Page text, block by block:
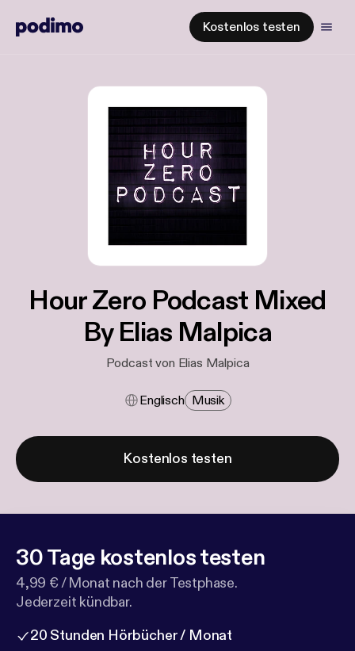
Kostenlos testen
Hour Zero Podcast Mixed
By Elias Malpica
Podcast von Elias Malpica
Englisch Musik
Kostenlos testen
30 Tage kostenlos testen
4,99 € / Monat nach der Testphase.
Jederzeit kündbar.
20 Stunden Hörbücher / Monat